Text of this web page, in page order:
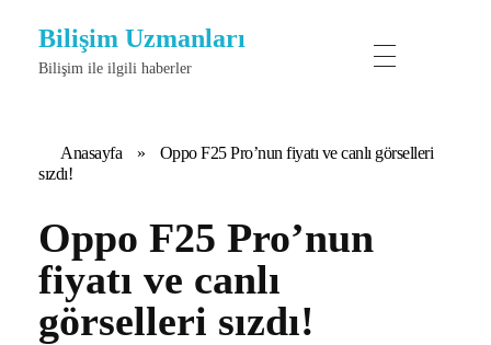
Bilişim Uzmanları
Bilişim ile ilgili haberler
Anasayfa »
Oppo F25 Pro’nun fiyatı ve canlı görselleri
sızdı!
Oppo F25 Pro’nun
fiyatı ve canlı
görselleri sızdı!